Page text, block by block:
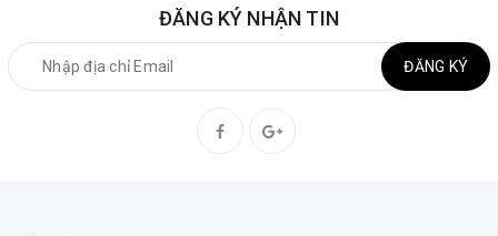
ĐĂNG KÝ NHẬN TIN
ĐĂNG KÝ